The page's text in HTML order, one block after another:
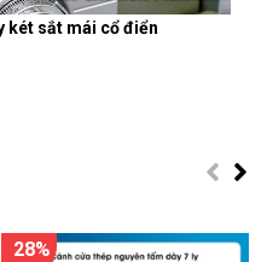
két sắt mái cổ điển
28%